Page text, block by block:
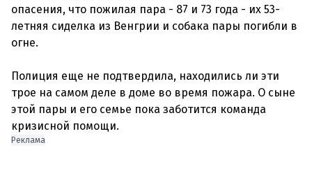
опасения, что пожилая пара - 87 и 73 года - их 53-
летняя сиделка из Венгрии и собака пары погибли в
огне.
Полиция еще не подтвердила, находились ли эти
трое на самом деле в доме во время пожара. О сыне
этой пары и его семье пока заботится команда
Реклама